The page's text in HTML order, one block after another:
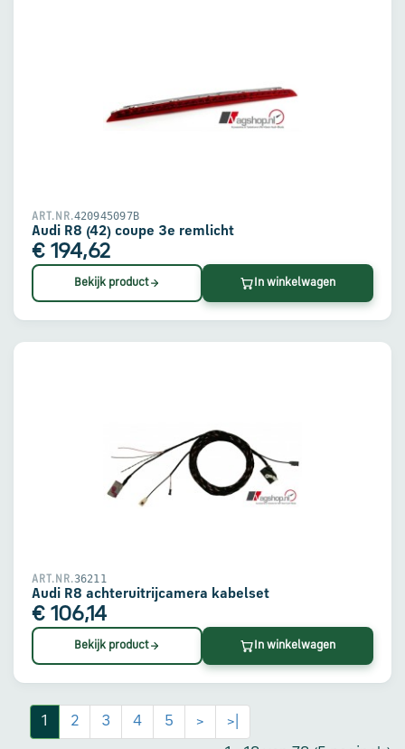
ART.NR.420945097B
Audi R8 (42) coupe 3e remlicht
€ 194,62
Bekijk product In winkelwagen
ART.NR.36211
Audi R8 achteruitrijcamera kabelset
€ 106,14
Bekijk product In winkelwagen
1 2 3 4 5 > >|